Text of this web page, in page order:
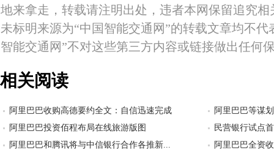
地来拿走，转载请注明出处，违者本网保留追究
未标明来源为“中国智能交通网”的转载文章均不
智能交通网”不对这些第三方内容或链接做出任何
相关阅读
阿里巴巴收购高德要约全文：自信迅速完成
阿里巴巴等谋
阿里巴巴投资佰程布局在线旅游版图
民营银行试点
阿里巴巴和腾讯将与中信银行合作各推新...
阿里巴巴全资